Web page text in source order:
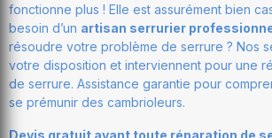
fonctionne plus ! Elle est assurément bien
besoin d’un artisan serrurier
résoudre votre problème de serrure ? Nos
votre disposition et interviennent pour une
de serrure. Assistance garantie pour
se prémunir des cambrioleurs.
Devis gratuit avant toute réparation de